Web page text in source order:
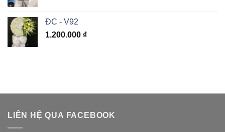
ĐC - V92
1.200.000 ₫
LIÊN HỆ QUA FACEBOOK